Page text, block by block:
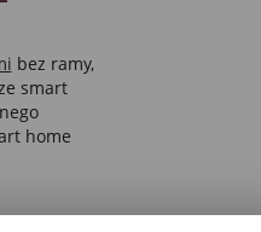
bez ramy,
smart
home